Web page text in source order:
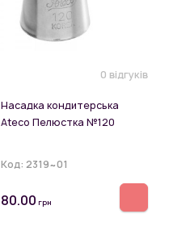
0 відгуків
Насадка кондитерська
Ateco Пелюстка №120
Код: 2319~01
80.00 грн